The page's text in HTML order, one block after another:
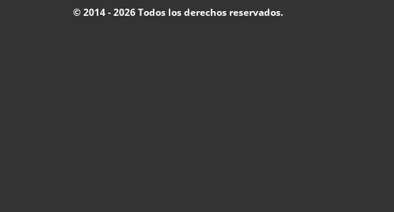
© 2014 - 2026 Todos los derechos reservados.